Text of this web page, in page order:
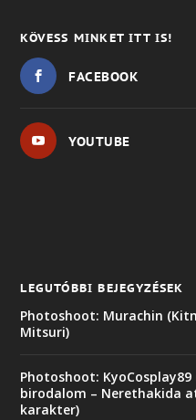
KÖVESS MINKET ITT IS!
FACEBOOK
YOUTUBE
LEGUTÓBBI BEJEGYZÉSEK
Photoshoot: Murachin
Mitsuri)
Photoshoot:
birodalom – Nerethakida
karakter)